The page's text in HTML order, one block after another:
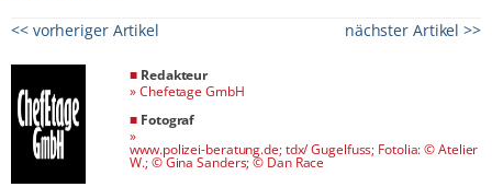
<< vorheriger Artikel nächster Artikel >>
■ Redakteur
»Chefetage GmbH
■ Fotograf
»
www.polizei-beratung.de; tdx/ Gugelfuss; Fotolia: © Atelier
W.; © Gina Sanders; © Dan Race